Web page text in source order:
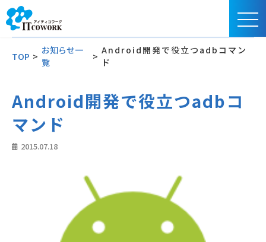
TOP >
お知らせ一
覧
>
Android開発で役立つadbコマン
ド
Android開発で役立つadbコ
マンド
2015.07.18